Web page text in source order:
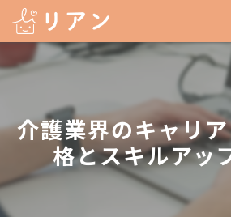
介護業界のキャリ
格とスキルアッ